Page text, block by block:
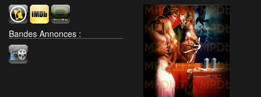
Bandes Annonces :